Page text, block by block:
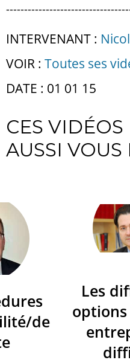
INTERVENANT :
VOIR : Toutes ses
DATE : 01 01 15
CES
AUSSI VOUS
de
Les